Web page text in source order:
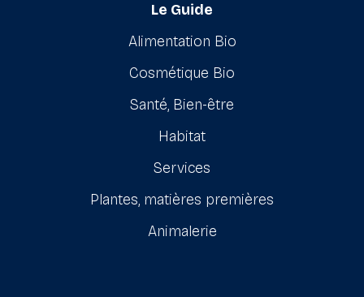
Le Guide
Alimentation Bio
Cosmétique Bio
Santé, Bien-être
Habitat
Services
Plantes, matières premières
Animalerie